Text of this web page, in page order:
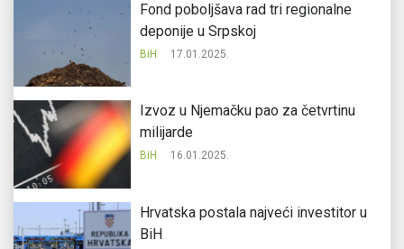
Fond poboljšava rad tri regionalne
deponije u Srpskoj
BiH 17.01.2025.
Izvoz u Njemačku pao za četvrtinu
milijarde
BiH 16.01.2025.
Hrvatska postala najveći investitor u
BiH